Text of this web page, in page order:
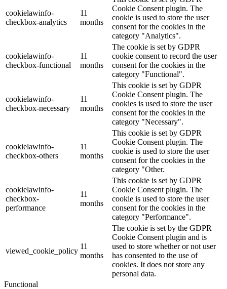
cookielawinfo-
checkbox-analytics
11
months
Cookie Consent plugin. The
cookie is used to store the user
consent for the cookies in the
category "Analytics".
cookielawinfo-
checkbox-functional
11
months
The cookie is set by GDPR
cookie consent to record the user
consent for the cookies in the
category "Functional".
cookielawinfo-
checkbox-necessary
11
months
This cookie is set by GDPR
Cookie Consent plugin. The
cookies is used to store the user
consent for the cookies in the
category "Necessary".
cookielawinfo-
checkbox-others
11
months
This cookie is set by GDPR
Cookie Consent plugin. The
cookie is used to store the user
consent for the cookies in the
category "Other.
cookielawinfo-
checkbox-
performance
11
months
This cookie is set by GDPR
Cookie Consent plugin. The
cookie is used to store the user
consent for the cookies in the
category "Performance".
viewed_cookie_policy
11
months
The cookie is set by the GDPR
Cookie Consent plugin and is
used to store whether or not user
has consented to the use of
cookies. It does not store any
personal data.
Functional